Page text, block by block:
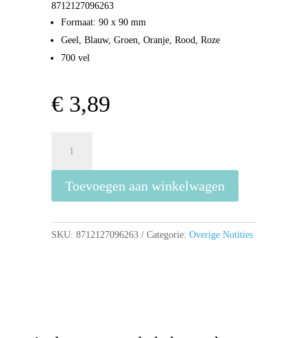
8712127096263
Formaat: 90 x 90 mm
Geel, Blauw, Groen, Oranje, Rood, Roze
700 vel
€3,89
Memoblaadjes
Meerkleurig
Toevoegen aan winkelwagen
SKU: 8712127096263 Categorie: Overige Notities